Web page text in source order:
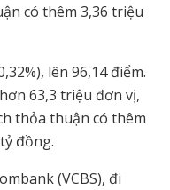
có thêm 3,36 triệu
lên 96,14 điểm.
63,3 triệu đơn vị,
thỏa thuận có thêm
đồng.
(VCBS), đi